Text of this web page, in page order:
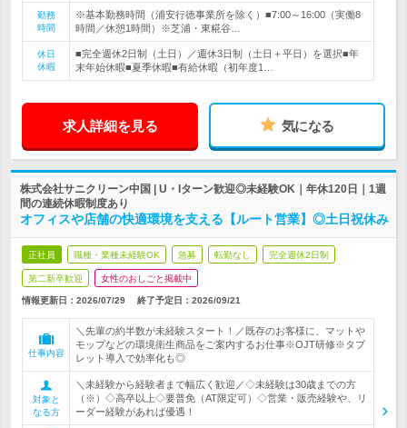
勤務
時間
※基本勤務時間（浦安行徳事業所を除く）■7:00～16:00（実働8
時間／休憩1時間）※芝浦・東糀谷…
休日
休暇
■完全週休2日制（土日）／週休3日制（土日＋平日）を選択■年
末年始休暇■夏季休暇■有給休暇（初年度1…
求人詳細を見る 気になる
株式会社サニクリーン中国 | U・Iターン歓迎◎未経験OK｜年休120日｜1週
間の連続休暇制度あり
オフィスや店舗の快適環境を支える【ルート営業】◎土日祝休み
正社員 職種・業種未経験OK 急募 転勤なし 完全週休2日制
第二新卒歓迎 女性のおしごと掲載中
情報更新日：2026/07/29 終了予定日： 2026/09/21
仕事内容
＼先輩の約半数が未経験スタート！／既存のお客様に、マットや
モップなどの環境衛生商品をご案内するお仕事※OJT研修※タブ
レット導入で効率化も◎
対象と
なる方
＼未経験から経験者まで幅広く歓迎／◇未経験は30歳までの方
（※）◇高卒以上◇要普免（AT限定可）◇営業・販売経験や、リ
ーダー経験があれば優遇！